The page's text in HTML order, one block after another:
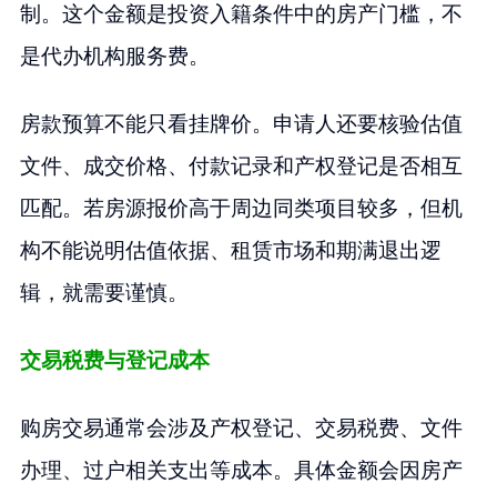
制。这个金额是投资入籍条件中的房产门槛，不
是代办机构服务费。
房款预算不能只看挂牌价。申请人还要核验估值
文件、成交价格、付款记录和产权登记是否相互
匹配。若房源报价高于周边同类项目较多，但机
构不能说明估值依据、租赁市场和期满退出逻
辑，就需要谨慎。
交易税费与登记成本
购房交易通常会涉及产权登记、交易税费、文件
办理、过户相关支出等成本。具体金额会因房产